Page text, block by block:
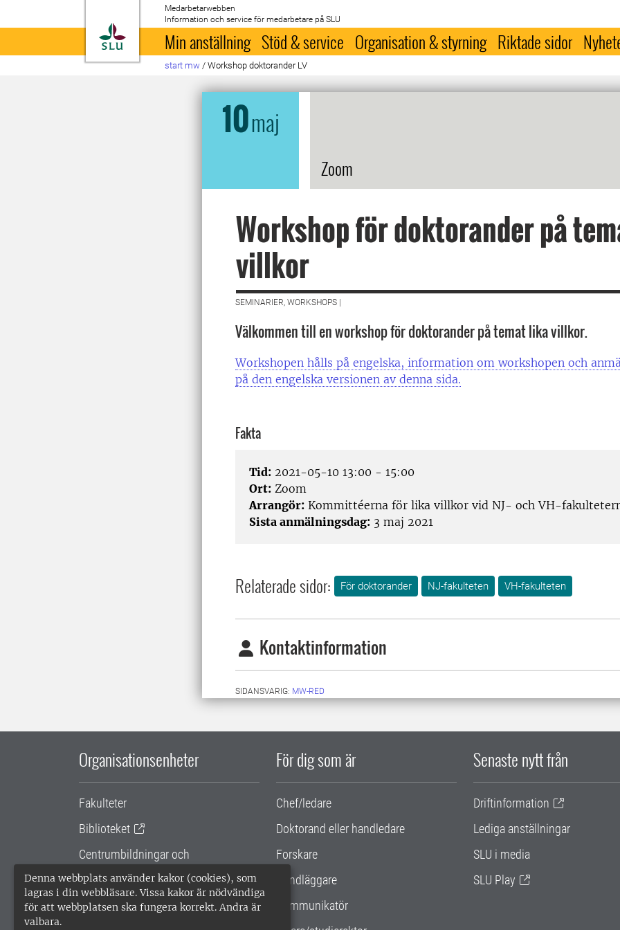
Denna webbplats använder kakor (cookies), som
lagras i din webbläsare. Vissa kakor är nödvändiga
för att webbplatsen ska fungera korrekt. Andra är
valbara.
Till startsida
Medarbetarwebben
Information och service för medarbetare på SLU
Min anställning Stöd & service Organisation & styrning Riktade sidor
start mw / Workshop doktorander LV
10maj
Zoom
Workshop för doktorander på
villkor
SEMINARIER, WORKSHOPS |
Välkommen till en workshop för doktorander på temat lika villkor.
Workshopen hålls på engelska, information om workshopen och
på den engelska versionen av denna sida.
Fakta
Tid: 2021-05-10 13:00 - 15:00
Ort: Zoom
Arrangör: Kommittéerna för lika villkor vid NJ- och VH-
Sista anmälningsdag: 3 maj 2021
Relaterade sidor: För doktorander NJ-fakulteten VH-fakulteten
Kontaktinformation
SIDANSVARIG: MW-RED
Organisationsenheter
Fakulteter
Biblioteket
Centrumbildningar och
samarbetsprojekt
Gemensamma verksamhetsstödet
För dig som är
Chef/ledare
Doktorand eller handledare
Forskare
Handläggare
Kommunikatör
Senaste nytt från
Driftinformation
Lediga anställningar
SLU i media
SLU Play